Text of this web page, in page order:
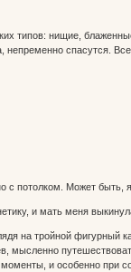
типов: нищие,
спасутся. Все
с потолком. Может быть,
и мать меня
на тройной
мысленно
и особенно при